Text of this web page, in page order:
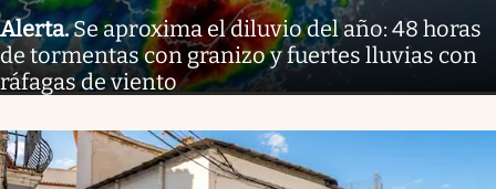
Alerta.Se aproxima el diluvio del año: 48 horas
de tormentas con granizo y fuertes lluvias con
ráfagas de viento